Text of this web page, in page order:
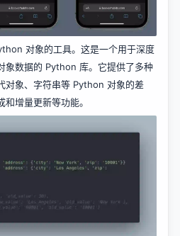
对象的工具。这是一个用于深度
象数据的 Python 库。它提供了多种
对象、字符串等 Python 对象的差
增量更新等功能。